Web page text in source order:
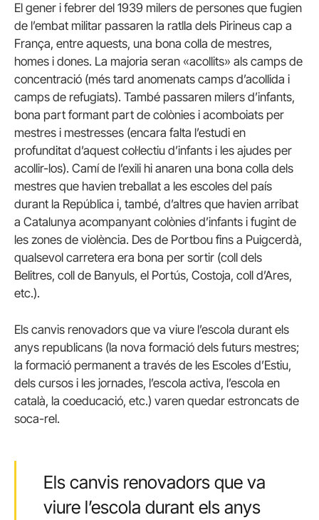
El gener i febrer del 1939 milers de persones que fugien
de l’embat militar passaren la ratlla dels Pirineus cap a
França, entre aquests, una bona colla de mestres,
homes i dones. La majoria seran «acollits» als camps de
concentració (més tard anomenats camps d’acollida i
camps de refugiats). També passaren milers d’infants,
bona part formant part de colònies i acomboiats per
mestres i mestresses (encara falta l’estudi en
profunditat d’aquest col·lectiu d’infants i les ajudes per
acollir-los). Camí de l’exili hi anaren una bona colla dels
mestres que havien treballat a les escoles del país
durant la República i, també, d’altres que havien arribat
a Catalunya acompanyant colònies d’infants i fugint de
les zones de violència. Des de Portbou fins a Puigcerdà,
qualsevol carretera era bona per sortir (coll dels
Belitres, coll de Banyuls, el Portús, Costoja, coll d’Ares,
etc.).
Els canvis renovadors que va viure l’escola durant els
anys republicans (la nova formació dels futurs mestres;
la formació permanent a través de les Escoles d’Estiu,
dels cursos i les jornades, l’escola activa, l’escola en
català, la coeducació, etc.) varen quedar estroncats de
soca-rel.
Els canvis renovadors que va
viure l’escola durant els anys